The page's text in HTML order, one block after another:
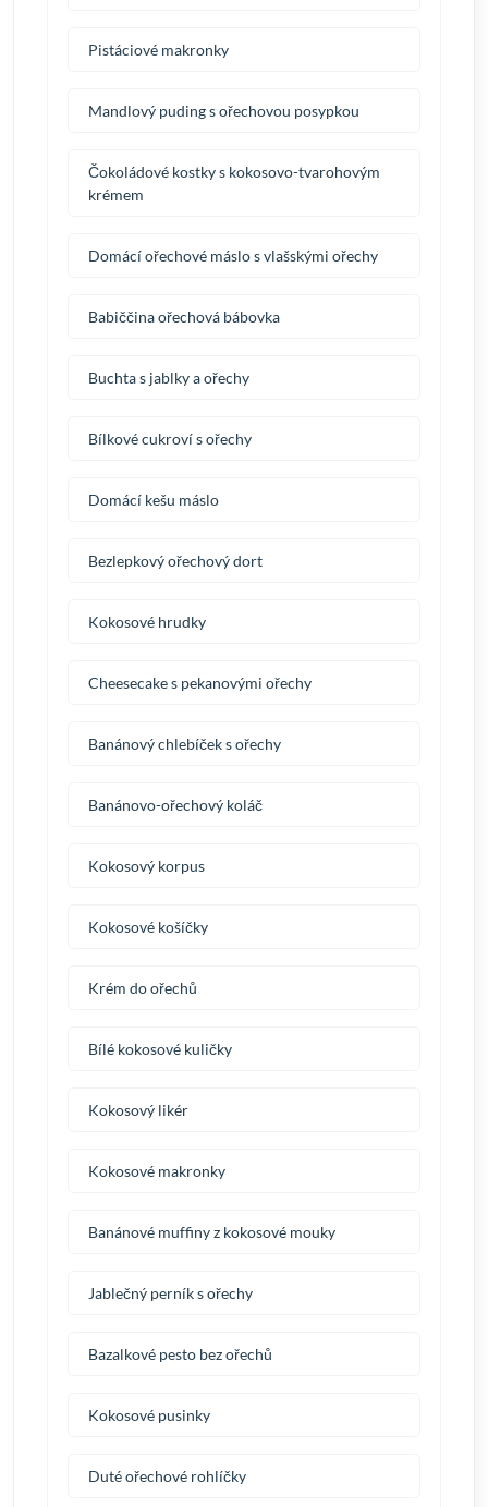
Pistáciové makronky
Mandlový puding s ořechovou posypkou
Čokoládové kostky s kokosovo-tvarohovým
krémem
Domácí ořechové máslo s vlašskými ořechy
Babiččina ořechová bábovka
Buchta s jablky a ořechy
Bílkové cukroví s ořechy
Domácí kešu máslo
Bezlepkový ořechový dort
Kokosové hrudky
Cheesecake s pekanovými ořechy
Banánový chlebíček s ořechy
Banánovo-ořechový koláč
Kokosový korpus
Kokosové košíčky
Krém do ořechů
Bílé kokosové kuličky
Kokosový likér
Kokosové makronky
Banánové muffiny z kokosové mouky
Jablečný perník s ořechy
Bazalkové pesto bez ořechů
Kokosové pusinky
Duté ořechové rohlíčky